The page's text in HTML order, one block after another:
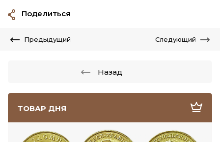
ТОВАР ДНЯ
Поделиться
Предыдущий Следующий
Назад